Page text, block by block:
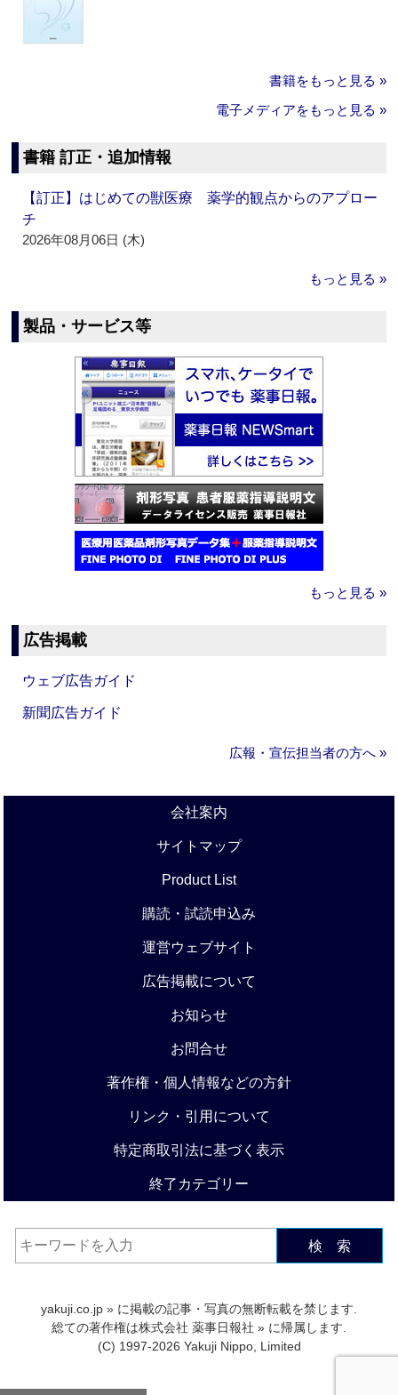
書籍をもっと見る »
電子メディアをもっと見る »
書籍 訂正・追加情報
【訂正】はじめての獣医療 薬学的観点からのアプロー
チ
2026年08月06日 (木)
もっと見る »
製品・サービス等
もっと見る »
広告掲載
ウェブ広告ガイド
新聞広告ガイド
広報・宣伝担当者の方へ »
会社案内
サイトマップ
Product List
購読・試読申込み
運営ウェブサイト
広告掲載について
お知らせ
お問合せ
著作権・個人情報などの方針
リンク・引用について
特定商取引法に基づく表示
終了カテゴリー
検 索
yakuji.co.jp » に掲載の記事・写真の無断転載を禁じます.
総ての著作権は株式会社 薬事日報社 » に帰属します.
(C) 1997-2026 Yakuji Nippo, Limited